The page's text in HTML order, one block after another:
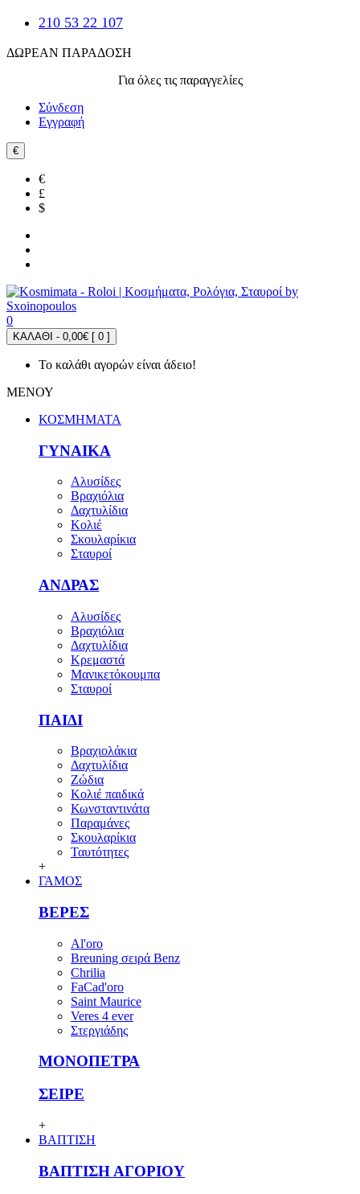
210 53 22 107
ΔΩΡΕΑΝ ΠΑΡΑΔΟΣΗ
Για όλες τις παραγγελίες
Σύνδεση
Εγγραφή
€
€
£
$
0
ΚΑΛΑΘΙ - 0,00€ [ 0 ]
Το καλάθι αγορών είναι άδειο!
ΜΕΝΟΥ
ΚΟΣΜΗΜΑΤΑ
ΓΥΝΑΙΚΑ
Αλυσίδες
Βραχιόλια
Δαχτυλίδια
Κολιέ
Σκουλαρίκια
Σταυροί
ΑΝΔΡΑΣ
Αλυσίδες
Βραχιόλια
Δαχτυλίδια
Κρεμαστά
Μανικετόκουμπα
Σταυροί
ΠΑΙΔΙ
Βραχιολάκια
Δαχτυλίδια
Ζώδια
Κολιέ παιδικά
Κωνσταντινάτα
Παραμάνες
Σκουλαρίκια
Ταυτότητες
+
ΓΑΜΟΣ
ΒΕΡΕΣ
Al'oro
Breuning σειρά Benz
Chrilia
FaCad'oro
Saint Maurice
Veres 4 ever
Στεργιάδης
ΜΟΝΟΠΕΤΡΑ
ΣΕΙΡΕ
+
ΒΑΠΤΙΣΗ
ΒΑΠΤΙΣΗ ΑΓΟΡΙΟΥ